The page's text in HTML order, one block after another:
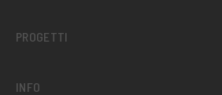
PROGETTI
INFO